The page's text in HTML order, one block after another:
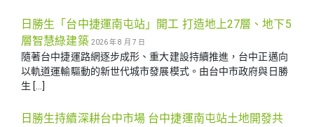
日勝生「台中捷運南屯站」開工 打造地上27層、地下5
層智慧綠建築 2026 年 8 月 7 日
隨著台中捷運路網逐步成形、重大建設持續推進，台中正邁向
以軌道運輸驅動的新世代城市發展模式。由台中市政府與日勝
生 […]
日勝生持續深耕台中市場 台中捷運南屯站土地開發共